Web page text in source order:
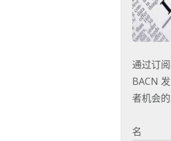
通过订
BACN
者机会
名